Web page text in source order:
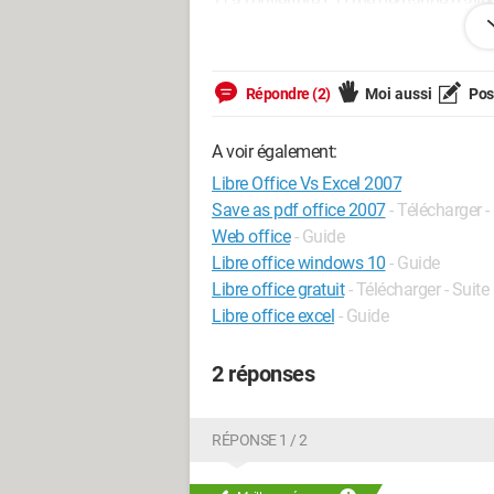
dans la barre d'en tête => Où est la
:
Comment convertir dans une Macro L.O
Merci de votre aide pour mes premiers
JL
Répondre (2) Moi aussi
A voir également:
Libre Office Vs Excel 2007
Save as pdf office 2007- Télécharger
Web office - Guide
Libre office windows 10 - Guide
Libre office gratuit - Télécharger -
Libre office excel - Guide
2 réponses
RÉPONSE 1 / 2